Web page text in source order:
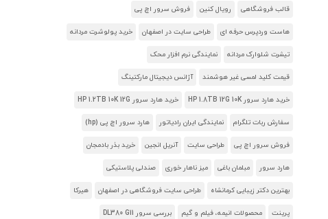
قالب فروشگاهی رویال کنین فروش سرور اچ پی
هاست وردپرس حرفه ای طراحی سایت در اصفهان خرید پولوشرت مردانه
تیشرت شلوارک مردانه نمایندگی نرم افزار محک
قیمت کلید لمسی غیر هوشمند آژانس دیجیتال مارکتینگ
خرید هارد سرور HP 1.8TB 12G 10K خرید هارد سرور HP 1.2TB 10K 12G
سفارش ربات تلگرام نمایندگی ایران رادیاتور هارد سرور اچ پی (hp)
فروش سرور اچ پی طراحی سایت آنریل انجین خرید بذر بادمجان
هارد سرور مبلمان باغی میز ناهار خوری صندلی پلاستیکی
بهترین دکتر زیبایی کرمانشاه طراحی سایت فروشگاهی در اصفهان هیرکا
پرینت محصولات انیمه، فیلم و گیم بررسی سرور DL380 G11